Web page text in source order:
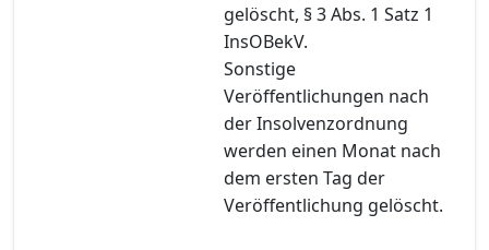
gelöscht, § 3 Abs. 1 Satz 1
InsOBekV.
Sonstige
Veröffentlichungen nach
der Insolvenzordnung
werden einen Monat nach
dem ersten Tag der
Veröffentlichung gelöscht.